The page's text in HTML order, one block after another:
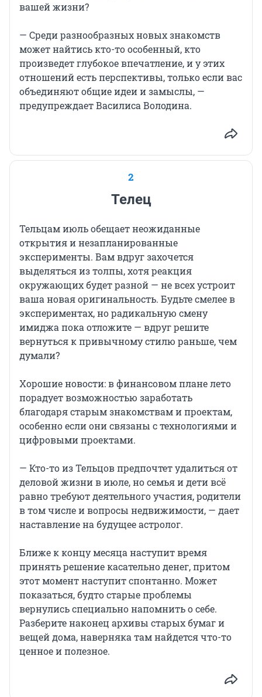
вашей жизни?
— Среди разнообразных новых знакомств
может найтись кто-то особенный, кто
произведет глубокое впечатление, и у этих
отношений есть перспективы, только если вас
объединяют общие идеи и замыслы, —
предупреждает Василиса Володина.
2
Телец
Тельцам июль обещает неожиданные
открытия и незапланированные
эксперименты. Вам вдруг захочется
выделяться из толпы, хотя реакция
окружающих будет разной — не всех устроит
ваша новая оригинальность. Будьте смелее в
экспериментах, но радикальную смену
имиджа пока отложите — вдруг решите
вернуться к привычному стилю раньше, чем
думали?
Хорошие новости: в финансовом плане лето
порадует возможностью заработать
благодаря старым знакомствам и проектам,
особенно если они связаны с технологиями и
цифровыми проектами.
— Кто-то из Тельцов предпочтет удалиться от
деловой жизни в июле, но семья и дети всё
равно требуют деятельного участия, родители
в том числе и вопросы недвижимости, — дает
наставление на будущее астролог.
Ближе к концу месяца наступит время
принять решение касательно денег, притом
этот момент наступит спонтанно. Может
показаться, будто старые проблемы
вернулись специально напомнить о себе.
Разберите наконец архивы старых бумаг и
вещей дома, наверняка там найдется что-то
ценное и полезное.